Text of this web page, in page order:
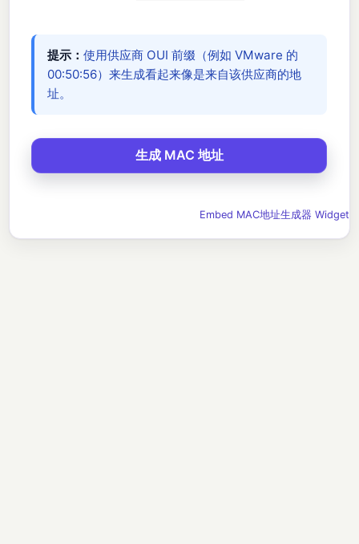
提示：使用供应商 OUI 前缀（例如 VMware 的
00:50:56）来生成看起来像是来自该供应商的地
址。
Embed MAC地址生成器 Widget